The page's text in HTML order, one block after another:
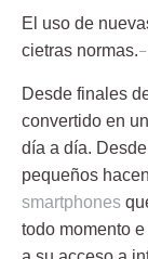
El uso de
cietras normas.
Desde finales
convertido en
día a día. Desde
pequeños
smartphones
todo momento